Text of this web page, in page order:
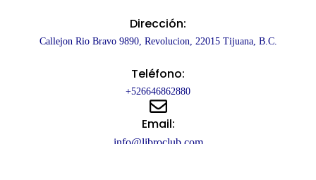
Dirección:
Callejon Rio Bravo 9890, Revolucion, 22015 Tijuana, B.C.
Teléfono:
+526646862880
Email:
info@libroclub.com